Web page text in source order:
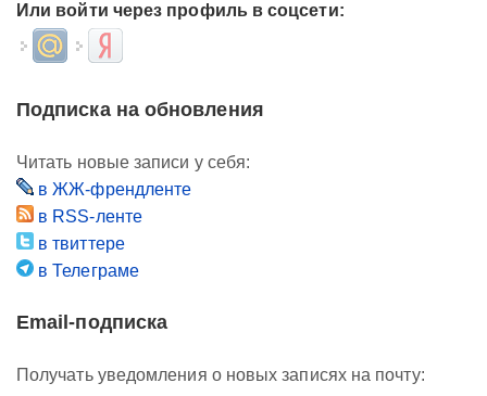
Или войти через профиль в соцсети:
Login with Mail.ruLogin with Яндекс
Подписка на обновления
Читать новые записи у себя:
в ЖЖ-френдленте
в RSS-ленте
в твиттере
в Телеграме
Email-подписка
Получать уведомления о новых записях на почту: